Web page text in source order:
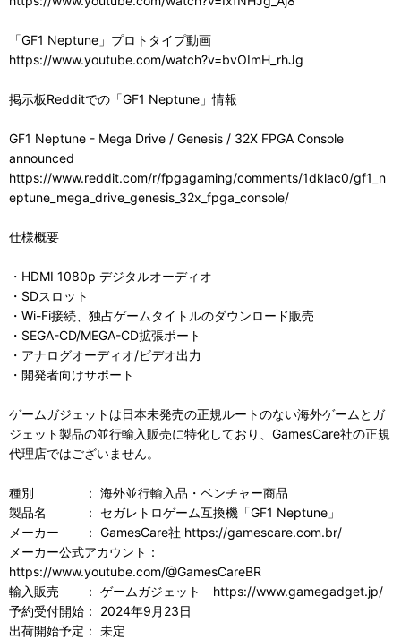
「GF1 Neptune」プロトタイプ動画
https://www.youtube.com/watch?v=bvOImH_rhJg
掲示板Redditでの「GF1 Neptune」情報
GF1 Neptune - Mega Drive / Genesis / 32X FPGA Console
announced
https://www.reddit.com/r/fpgagaming/comments/1dklac0/gf1_n
eptune_mega_drive_genesis_32x_fpga_console/
仕様概要
・HDMI 1080p デジタルオーディオ
・SDスロット
・Wi-Fi接続、独占ゲームタイトルのダウンロード販売
・SEGA-CD/MEGA-CD拡張ポート
・アナログオーディオ/ビデオ出力
・開発者向けサポート
ゲームガジェットは日本未発売の正規ルートのない海外ゲームとガ
ジェット製品の並行輸入販売に特化しており、GamesCare社の正規
代理店ではございません。
種別 ： 海外並行輸入品・ベンチャー商品
製品名 ： セガレトロゲーム互換機「GF1 Neptune」
メーカー ： GamesCare社 https://gamescare.com.br/
メーカー公式アカウント：
https://www.youtube.com/@GamesCareBR
輸入販売 ： ゲームガジェット https://www.gamegadget.jp/
予約受付開始： 2024年9月23日
出荷開始予定： 未定